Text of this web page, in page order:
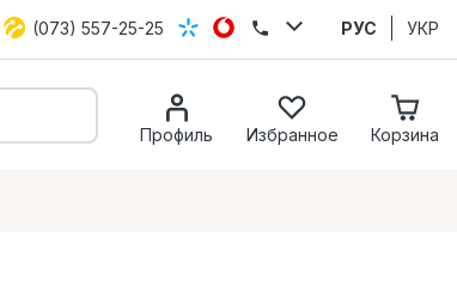
(073) 557-25-25 РУС УКР
Профиль Избранное Корзина